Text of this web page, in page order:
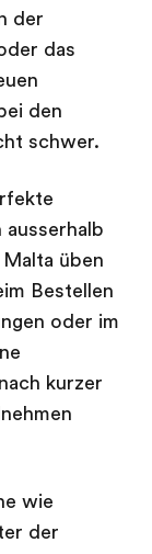
der
das
den
schwer.
ausserhalb
üben
Bestellen
oder im
kurzer
wie
der